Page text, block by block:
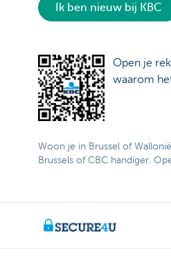
Ik ben nieuw bij KBC
Open je
waarom
Woon je in Brussel of
Brussels of CBC handiger.